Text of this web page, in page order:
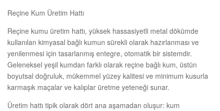
Reçine Kum Üretim Hattı
Reçine kumu üretim hattı, yüksek hassasiyetli metal dökümde
kullanılan kimyasal bağlı kumun sürekli olarak hazırlanması ve
yenilenmesi için tasarlanmış entegre, otomatik bir sistemdir.
Geleneksel yeşil kumdan farklı olarak reçine bağlı kum, üstün
boyutsal doğruluk, mükemmel yüzey kalitesi ve minimum kusurla
karmaşık maçalar ve kalıplar üretme yeteneği sunar.
Üretim hattı tipik olarak dört ana aşamadan oluşur: kum